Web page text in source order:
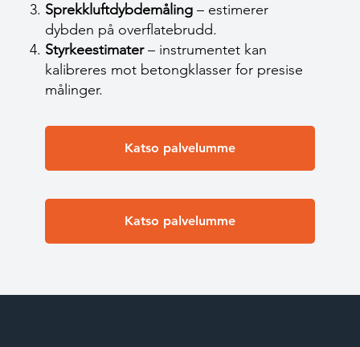
Sprekkluftdybdemåling – estimerer
dybden på overflatebrudd.
Styrkeestimater– instrumentet kan
kalibreres mot betongklasser for presise
målinger.
Katso palvelumme
Katso palvelumme